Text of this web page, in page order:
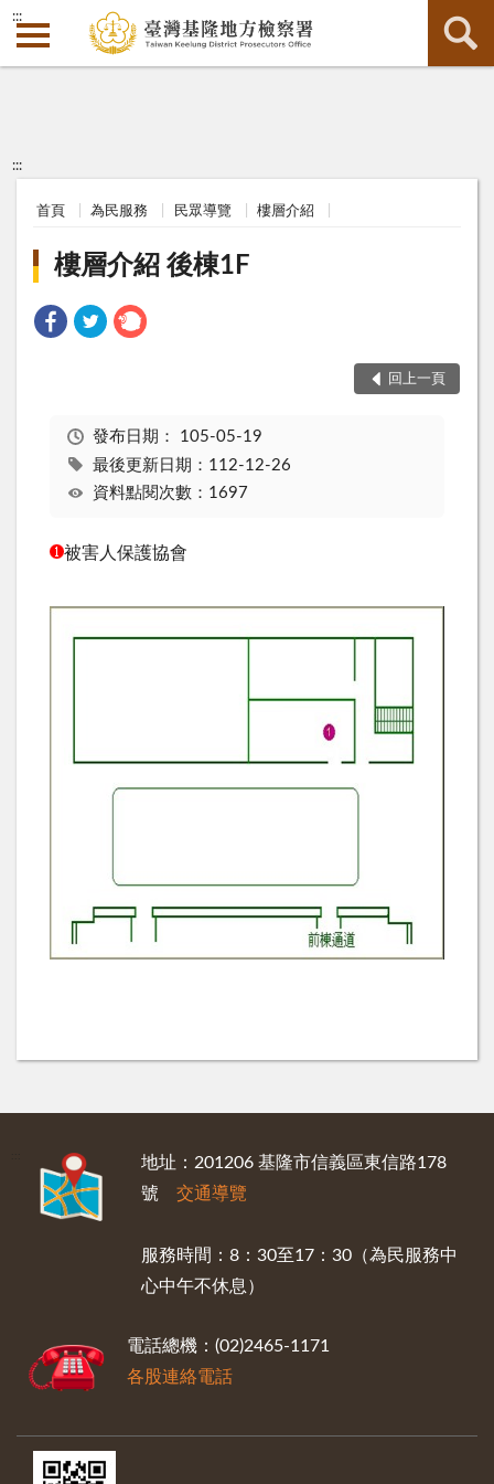
:::
:::
首頁 為民服務 民眾導覽 樓層介紹
樓層介紹 後棟1F
回上一頁
發布日期： 105-05-19
最後更新日期：112-12-26
資料點閱次數：1697
被害人保護協會
地址：201206 基隆市信義區東信路178
號 交通導覽
服務時間：8：30至17：30（為民服務中
心中午不休息）
電話總機：(02)2465-1171
各股連絡電話